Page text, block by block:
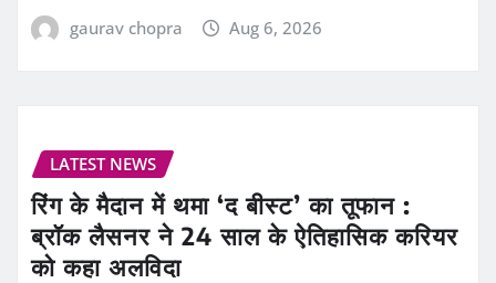
gaurav chopra Aug 6, 2026
LATEST NEWS
रिंग के मैदान में थमा ‘द बीस्ट’ का तूफान :
ब्रॉक लैसनर ने 24 साल के ऐतिहासिक करियर
को कहा अलविदा